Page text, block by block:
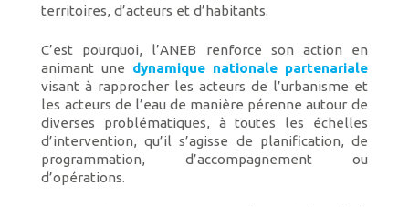
territoires, d’acteurs et d’habitants.
C’est pourquoi, l’ANEB renforce son action en
animant une dynamique nationale partenariale
visant à rapprocher les acteurs de l’urbanisme et
les acteurs de l’eau de manière pérenne autour de
diverses problématiques, à toutes les échelles
d’intervention, qu’il s’agisse de planification, de
programmation, d’accompagnement ou
d’opérations.